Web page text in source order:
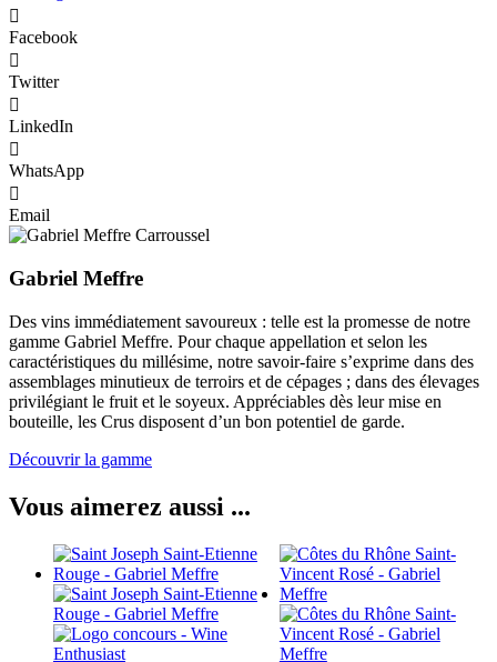
Facebook
Twitter
LinkedIn
WhatsApp
Email
Gabriel Meffre
Des vins immédiatement savoureux : telle est la promesse de notre
gamme Gabriel Meffre. Pour chaque appellation et selon les
caractéristiques du millésime, notre savoir-faire s’exprime dans des
assemblages minutieux de terroirs et de cépages ; dans des élevages
privilégiant le fruit et le soyeux. Appréciables dès leur mise en
bouteille, les Crus disposent d’un bon potentiel de garde.
Découvrir la gamme
Vous aimerez aussi ...